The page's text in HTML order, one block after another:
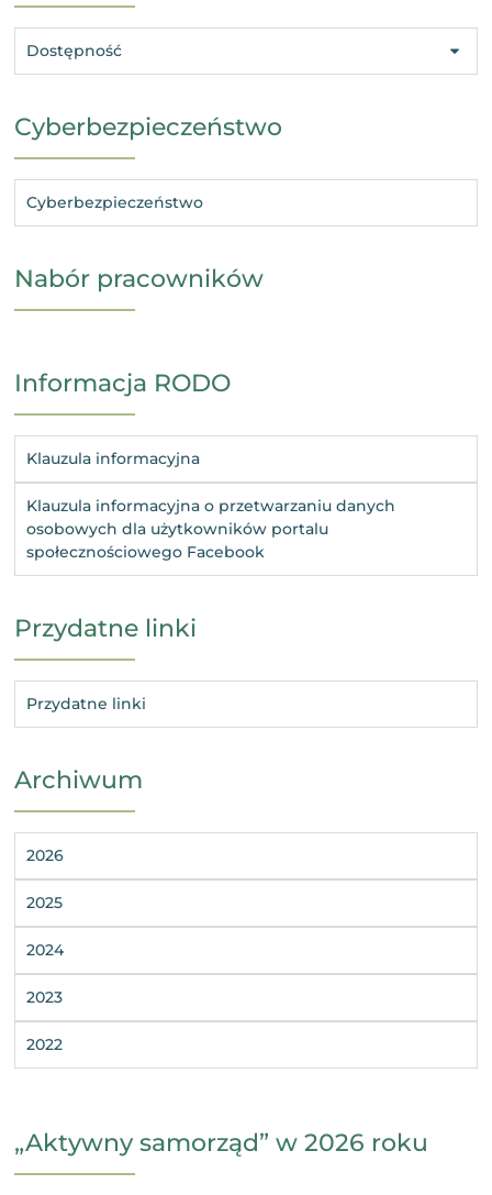
Dostępność
Cyberbezpieczeństwo
Cyberbezpieczeństwo
Nabór pracowników
Informacja RODO
Klauzula informacyjna
Klauzula informacyjna o przetwarzaniu danych
osobowych dla użytkowników portalu
społecznościowego Facebook
Przydatne linki
Przydatne linki
Archiwum
2026
2025
2024
2023
2022
„Aktywny samorząd” w 2026 roku